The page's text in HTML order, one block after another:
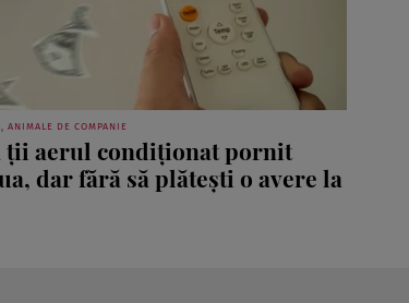
ANIMALE DE COMPANIE
ții aerul condiționat pornit
dar fără să plătești o avere la